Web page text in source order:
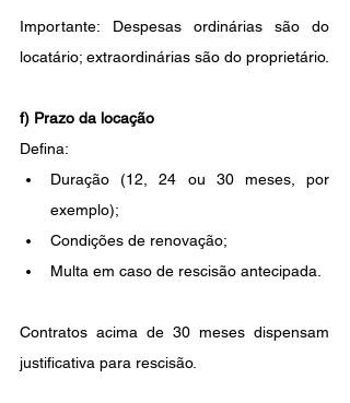
Importante: Despesas ordinárias são do
locatário; extraordinárias são do proprietário.
f) Prazo da locação
Defina:
Duração (12, 24 ou 30 meses, por
exemplo);
Condições de renovação;
Multa em caso de rescisão antecipada.
Contratos acima de 30 meses dispensam
justificativa para rescisão.